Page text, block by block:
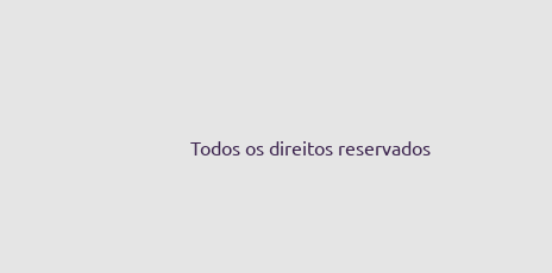
Todos os direitos reservados